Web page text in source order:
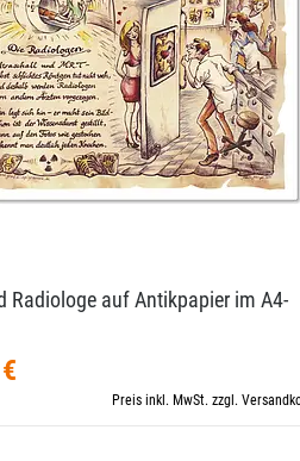
Radiologe auf Antikpapier im A4-​
Preis inkl. MwSt. zzgl.